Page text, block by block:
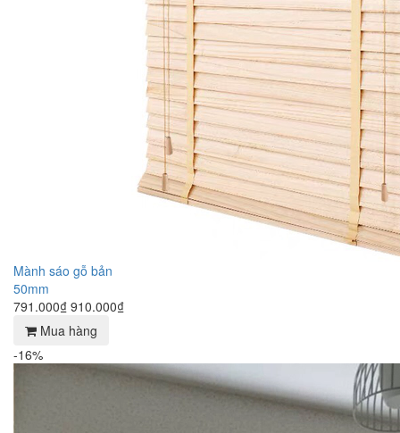
Mành sáo gỗ bản
50mm
791.000₫ 910.000₫
Mua hàng
-16%